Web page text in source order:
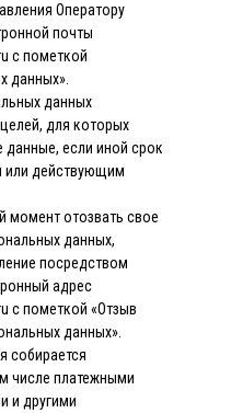
Оператору
почты
с пометкой
данных».
данных
для которых
если иной срок
или действующим
момент отозвать свое
данных,
посредством
адрес
с пометкой «Отзыв
данных».
собирается
числе платежными
и другими